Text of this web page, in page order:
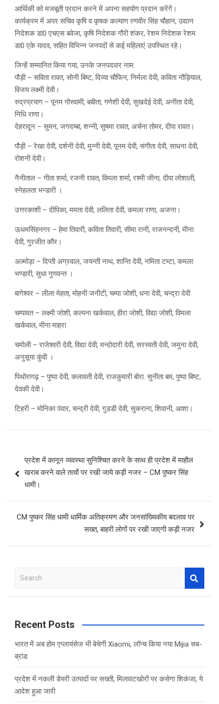
आर्थिकी को मजबूती प्रदान करने में अपना सहयोग प्रदान करेंगें।
कार्यक्रम में अपर सचिव कृषि व कृषक कल्याण रणवीर सिंह चौहान, उद्यान
निदेशक डा0 एचएस बवेजा, कृषि निदेशक गौरी शंकर, रेशम निदेशक रेशम
डा0 एके यादव, सहित विभिन्न जनपदों से कई महिलाएं उपस्थित रहे।
जिन्हें सम्मानित किया गया, उनके जनपदवार नाम:
पौड़ी – सविता रावत, सोनी बिष्ट, दिव्या चौफिन, निर्मला देवी, कविता नौड़ियाल,
विजय लक्ष्मी देवी।
रुद्रप्रयाग – पूनम गोस्वामी, बबीता, गणेशी देवी, सुखदेई देवी, अनीता देवी,
निधि राणा।
देहरादून – सुमन, जगदम्बा, शन्नी, सुषमा रावत, अर्चना तोमर, दीपा रावत।
पौड़ी – रेखा देवी, दर्शनी देवी, मुन्नी देवी, पूनम देवी, संगीता देवी, साधना देवी,
रोशनी देवी।
नैनीताल – गीता शर्मा, रजनी रावत, विमला शर्मा, रश्मी जीना, दीपा लोशाली,
स्नेहलता भन्डारी ।
उत्तरकाशी – दीपिका, ममता देवी, ललिता देवी, कमला राणा, अजना।
ऊधमसिंहनगर – हेमा तिवारी, कविता तिवारी, सीमा रानी, राजनन्दनी, मीना
देवी, गुरजीत कौर।
अल्मोड़ा – दिप्ती अग्रवाल, जयन्ती नाथ, शान्ति देवी, नमिता टम्टा, कमला
भण्डारी, सुधा गुणवन्त ।
बागेश्वर – लीला मेहता, मोहनी जनीटी, चम्पा जोशी, धना देवी, चन्द्रा देवी
चम्पावत – लक्ष्मी जोशी, कल्पना खर्कवाल, हीरा जोशी, विद्या जोशी, विमला
खर्कवाल, मीना माहरा
चमोली – राजेश्वरी देवी, विद्या देवी, मन्दोदारी देवी, सरस्वती देवी, जमुना देवी,
अनुसूया कुंवी ।
पिथोरागढ़ – पुष्पा देवी, कलावती देवी, राजकुमारी बोरा. सुनीता बम, पुष्पा बिष्ट,
देवकी देवी।
टिहरी – मोनिका पंवार, चन्द्री देवी, गुडडी देवी, सुकराना, शिवानी, आशा।
navigation
प्रदेश में कानून व्यवस्था सुनिश्चित करने के साथ ही प्रदेश में माहौल
खराब करने वाले तत्वों पर रखी जाये कड़ी नजर – CM पुष्कर सिंह
धामी।
CM पुष्कर सिंह धामी धार्मिक अतिक्रमण और जनसांख्यिकीय बदलाव पर
सख्‍त, बाहरी लोगों पर रखी जाएगी कड़ी नजर
a
c
Recent Posts
भारत में अब होम एप्लायंसेज भी बेचेगी Xiaomi, लॉन्च किया नया Mijia सब-
ब्रांड
प्रदेश में नकली डेयरी उत्पादों पर सख्ती, मिलावटखोरों पर कसेगा शिकंजा, ये
आदेश हुआ जारी